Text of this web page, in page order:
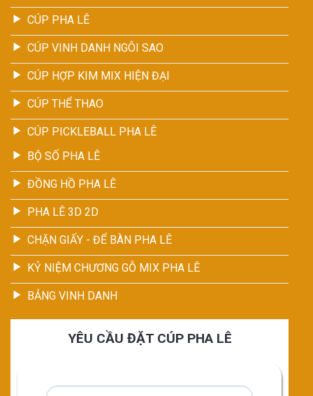
CÚP PHA LÊ
CÚP VINH DANH NGÔI SAO
CÚP HỢP KIM MIX HIỆN ĐẠI
CÚP THỂ THAO
CÚP PICKLEBALL PHA LÊ
BỘ SỐ PHA LÊ
ĐỒNG HỒ PHA LÊ
PHA LÊ 3D 2D
CHẶN GIẤY - ĐỂ BÀN PHA LÊ
KỶ NIỆM CHƯƠNG GỖ MIX PHA LÊ
BẢNG VINH DANH
YÊU CẦU ĐẶT CÚP PHA LÊ